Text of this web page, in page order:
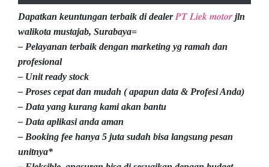
Dapatkan keuntungan terbaik di dealerPT Liek motor jln
walikota mustajab, Surabaya=
– Pelayanan terbaik dengan marketing yg ramah dan
profesional
– Unit ready stock
– Proses cepat dan mudah ( apapun data & Profesi Anda)
– Data yang kurang kami akan bantu
– Data aplikasi anda aman
– Booking fee hanya 5 juta sudah bisa langsung pesan
unitnya*